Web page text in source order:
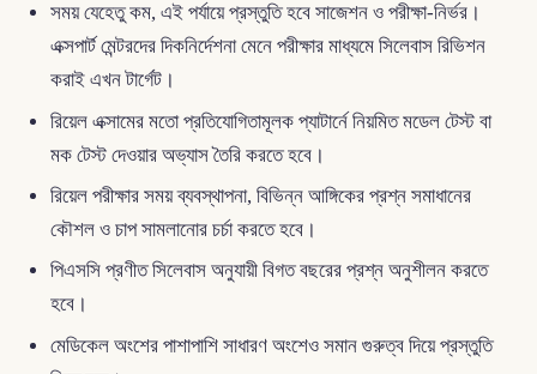
সময় যেহেতু কম, এই পর্যায়ে প্রস্তুতি হবে সাজেশন ও পরীক্ষা-নির্ভর।
এক্সপার্ট মেন্টরদের দিকনির্দেশনা মেনে পরীক্ষার মাধ্যমে সিলেবাস রিভিশন
করাই এখন টার্গেট।
রিয়েল এক্সামের মতো প্রতিযোগিতামূলক প্যাটার্নে নিয়মিত মডেল টেস্ট বা
মক টেস্ট দেওয়ার অভ্যাস তৈরি করতে হবে।
রিয়েল পরীক্ষার সময় ব্যবস্থাপনা, বিভিন্ন আঙ্গিকের প্রশ্ন সমাধানের
কৌশল ও চাপ সামলানোর চর্চা করতে হবে।
পিএসসি প্রণীত সিলেবাস অনুযায়ী বিগত বছরের প্রশ্ন অনুশীলন করতে
হবে।
মেডিকেল অংশের পাশাপাশি সাধারণ অংশেও সমান গুরুত্ব দিয়ে প্রস্তুতি